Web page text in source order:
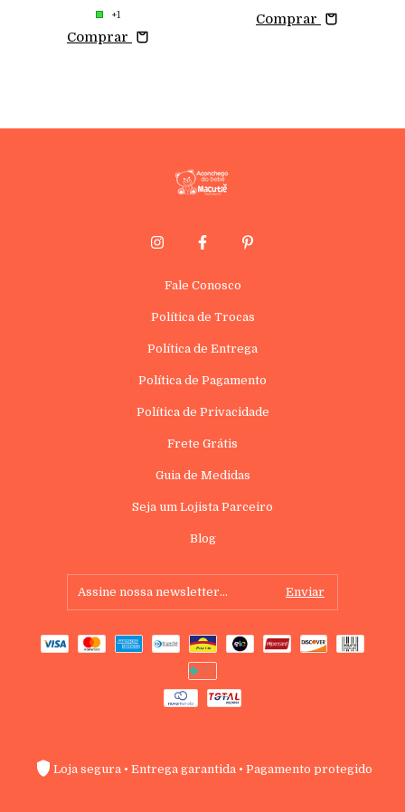
+1
Comprar
Comprar
Fale Conosco
Política de Trocas
Política de Entrega
Política de Pagamento
Política de Privacidade
Frete Grátis
Guia de Medidas
Seja um Lojista Parceiro
Blog
Loja segura • Entrega garantida • Pagamento protegido